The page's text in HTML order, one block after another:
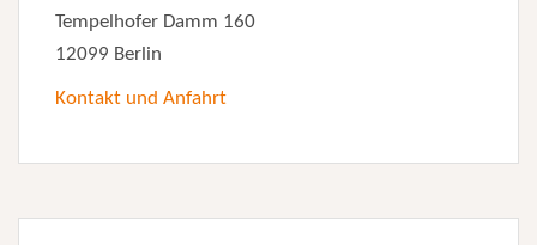
Tempelhofer Damm 160
12099 Berlin
Kontakt und Anfahrt